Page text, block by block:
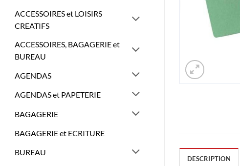
ACCESSOIRES et LOISIRS
CREATIFS
ACCESSOIRES, BAGAGERIE et
BUREAU
AGENDAS
AGENDAS et PAPETERIE
BAGAGERIE
BAGAGERIE et ECRITURE
BUREAU
DESCRIPTION